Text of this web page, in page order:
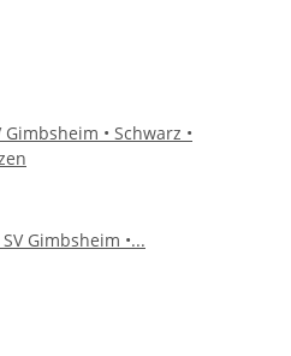
Gimbsheim • Schwarz •